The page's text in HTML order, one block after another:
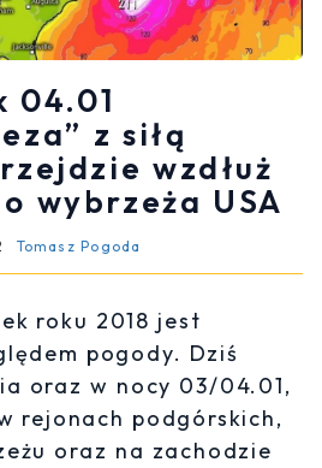
04.01
z siłą
wzdłuż
wybrzeża USA
Tomasz Pogoda
roku 2018 jest
pogody. Dziś
oraz w nocy 03/04.01,
rejonach podgórskich,
oraz na zachodzie